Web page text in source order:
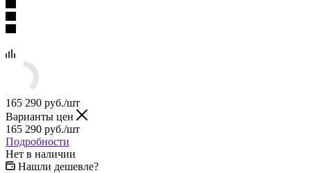
165 290 руб./шт
Варианты цен
165 290 руб./шт
Подробности
Нет в наличии
Нашли дешевле?